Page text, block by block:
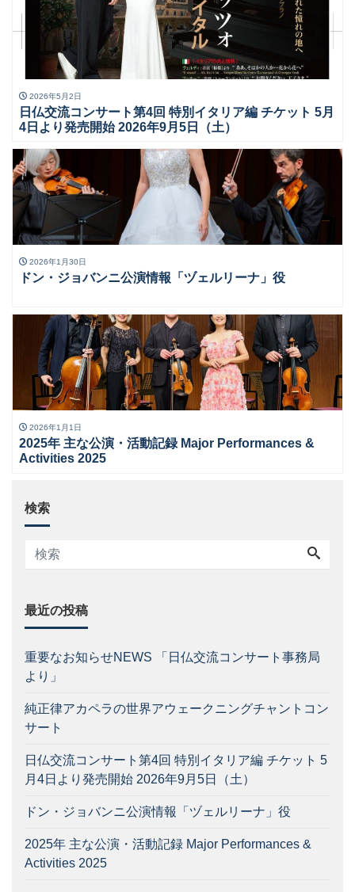
2026年5月2日
日仏交流コンサート第4回 特別イタリア編 チケット 5月
4日より発売開始 2026年9月5日（土）
2026年1月30日
ドン・ジョバンニ公演情報「ヅェルリーナ」役
2026年1月1日
2025年 主な公演・活動記録 Major Performances &
Activities 2025
検索
最近の投稿
重要なお知らせNEWS 「日仏交流コンサート事務局
より」
純正律アカペラの世界アウェークニングチャントコン
サート
日仏交流コンサート第4回 特別イタリア編 チケット 5
月4日より発売開始 2026年9月5日（土）
ドン・ジョバンニ公演情報「ヅェルリーナ」役
2025年 主な公演・活動記録 Major Performances &
Activities 2025